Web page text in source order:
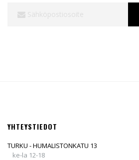
YHTEYSTIEDOT
TURKU - HUMALISTONKATU 13
ke-la 12-18